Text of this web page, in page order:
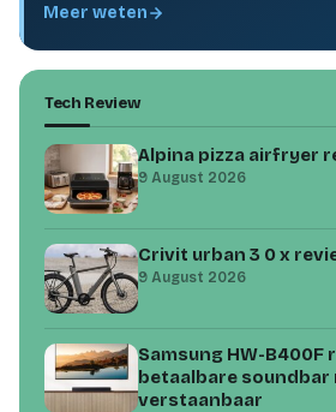
Meer weten
Tech Review
Alpina pizza airfryer
9 August 2026
Crivit urban 3 0 x
9 August 2026
Samsung HW-B400F
betaalbare soundbar
verstaanbaar